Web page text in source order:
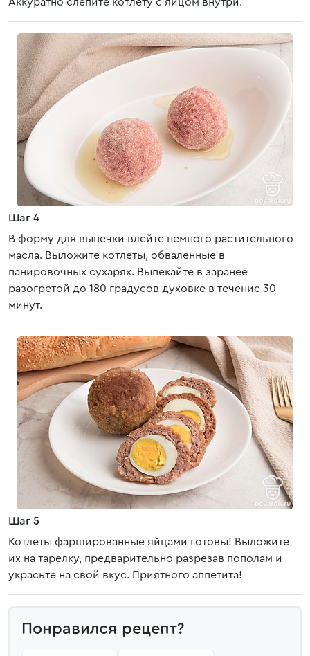
Шаг 4
В форму для выпечки влейте немного растительного
масла. Выложите котлеты, обваленные в
панировочных сухарях. Выпекайте в заранее
разогретой до 180 градусов духовке в течение 30
минут.
Шаг 5
Котлеты фаршированные яйцами готовы! Выложите
их на тарелку, предварительно разрезав пополам и
украсьте на свой вкус. Приятного аппетита!
Понравился рецепт?